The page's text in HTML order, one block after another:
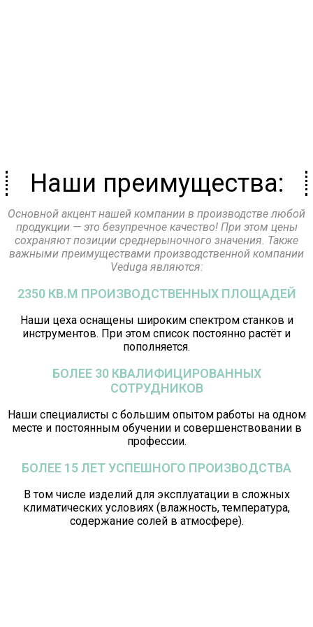
Наши преимущества:
Основной акцент нашей компании в производстве любой
продукции — это безупречное качество! При этом цены
сохраняют позиции среднерыночного значения. Также
важными преимуществами производственной компании
Veduga являются:
2350 КВ.М ПРОИЗВОДСТВЕННЫХ ПЛОЩАДЕЙ
Наши цеха оснащены широким спектром станков и
инструментов. При этом список постоянно растёт и
пополняется.
БОЛЕЕ 30 КВАЛИФИЦИРОВАННЫХ
СОТРУДНИКОВ
Наши специалисты с большим опытом работы на одном
месте и постоянным обучении и совершенствовании в
профессии.
БОЛЕЕ 15 ЛЕТ УСПЕШНОГО ПРОИЗВОДСТВА
В том числе изделий для эксплуатации в сложных
климатических условиях (влажность, температура,
содержание солей в атмосфере).